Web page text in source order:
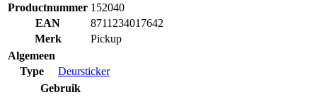
Productnummer 152040
EAN
8711234017642
Merk
Pickup
Algemeen
Type
Deursticker
Gebruik